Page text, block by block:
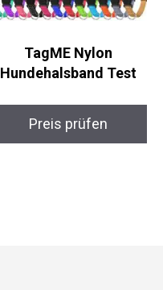
TagME Nylon
Hundehalsband Test
Preis prüfen